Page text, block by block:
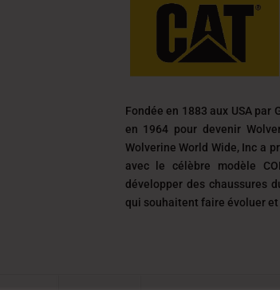
Fondée en 1883 aux USA par
en 1964 pour devenir
Wolverine World Wide, Inc a
avec le célèbre modèle
développer des chaussures
qui souhaitent faire évoluer